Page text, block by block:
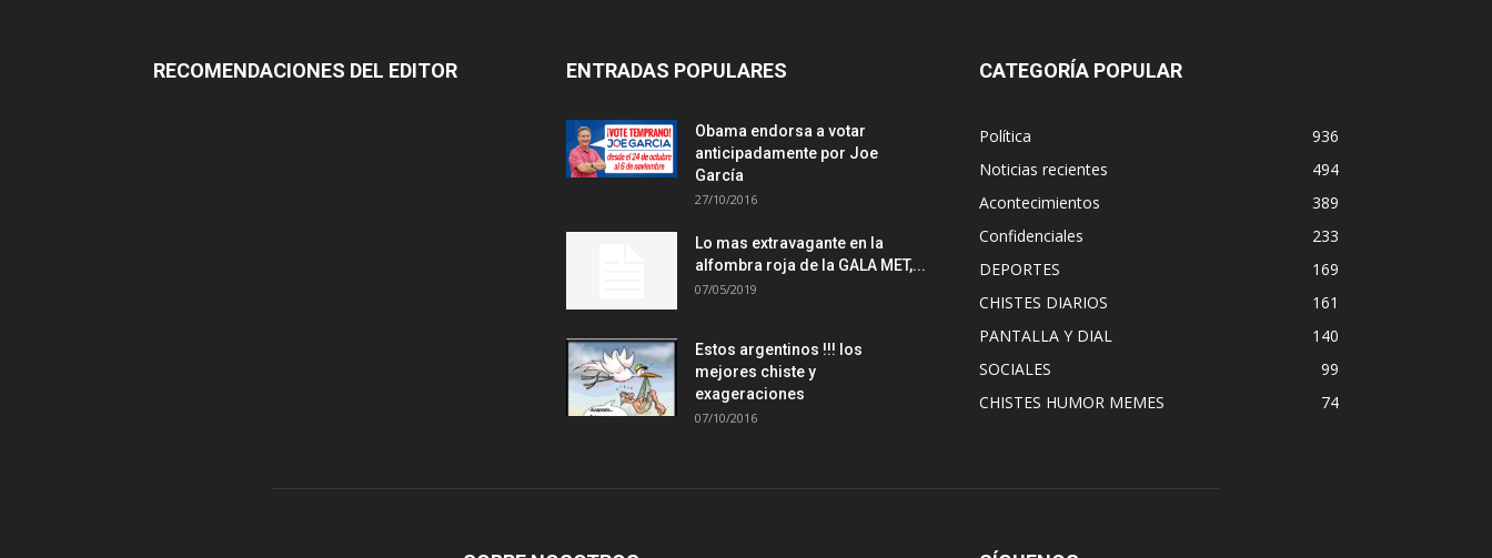
RECOMENDACIONES DEL EDITOR ENTRADAS POPULARES
Obama endorsa a votar
anticipadamente por Joe
García
27/10/2016
Lo mas extravagante en la
alfombra roja de la GALA MET,...
07/05/2019
Estos argentinos !!! los
mejores chiste y
exageraciones
07/10/2016
CATEGORÍA POPULAR
Política
936
Noticias recientes
494
Acontecimientos
389
Confidenciales
233
DEPORTES
169
CHISTES DIARIOS
161
PANTALLA Y DIAL
140
SOCIALES
99
CHISTES HUMOR MEMES
74